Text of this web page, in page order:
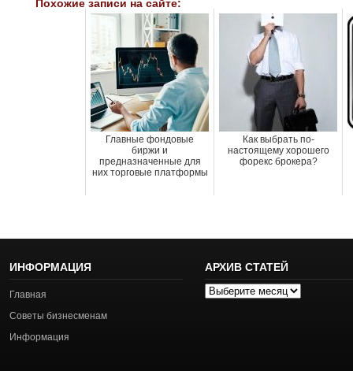
Похожие записи на сайте:
Главные фондовые
биржи и
предназначенные для
них торговые платформы
Как выбрать по-
настоящему хорошего
форекс брокера?
ИНФОРМАЦИЯ
Главная
Советы бизнесменам
Информация
АРХИВ СТАТЕЙ
Архив